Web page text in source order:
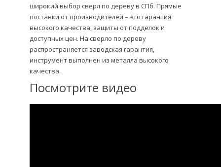
широкий выбор сверл по дереву в СПб. Прямые
поставки от производителей – это гарантия
высокого качества, защиты от подделок и
доступных цен. На сверло по дереву
распространяется заводская гарантия,
инструмент выполнен из металла высокого
качества.
Посмотрите видео